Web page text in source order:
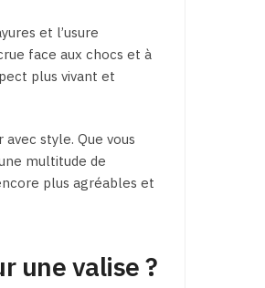
et l’usure
face aux chocs et à
plus vivant et
style. Que vous
multitude de
plus agréables et
une valise ?